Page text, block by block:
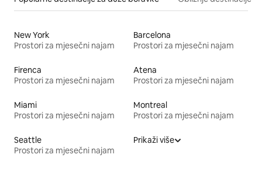
New York
Prostori za mjesečni najam
Barcelona
Prostori za mjesečni najam
Firenca
Prostori za mjesečni najam
Atena
Prostori za mjesečni najam
Miami
Prostori za mjesečni najam
Montreal
Prostori za mjesečni najam
Seattle
Prostori za mjesečni najam
Prikaži više